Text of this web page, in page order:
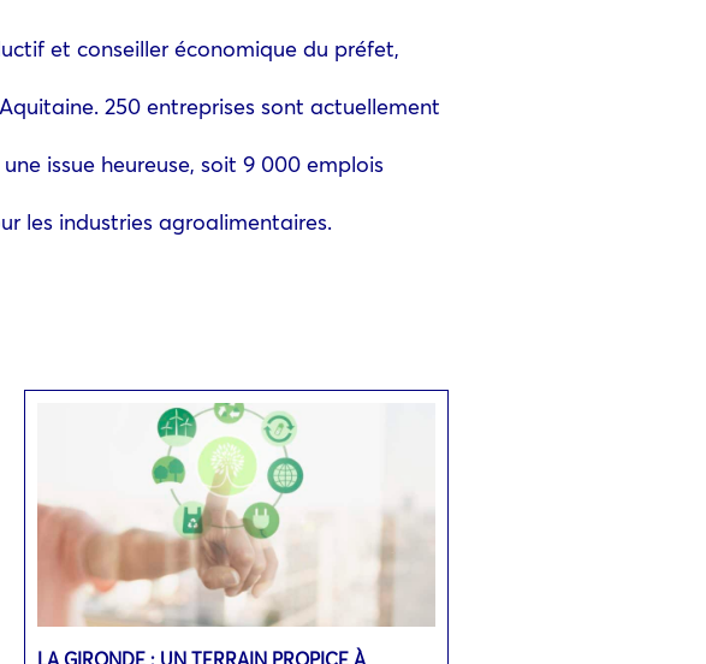
et conseiller économique du préfet,
250 entreprises sont actuellement
issue heureuse, soit 9 000 emplois
les industries agroalimentaires.
LA GIRONDE : UN TERRAIN PROPICE À